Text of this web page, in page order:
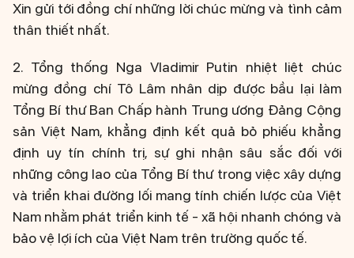
Xin gửi tới đồng chí những lời chúc mừng và tình cảm
thân thiết nhất.
2. Tổng thống Nga Vladimir Putin nhiệt liệt chúc
mừng đồng chí Tô Lâm nhân dịp được bầu lại làm
Tổng Bí thư Ban Chấp hành Trung ương Đảng Cộng
sản Việt Nam, khẳng định kết quả bỏ phiếu khẳng
định uy tín chính trị, sự ghi nhận sâu sắc đối với
những công lao của Tổng Bí thư trong việc xây dựng
và triển khai đường lối mang tính chiến lược của Việt
Nam nhằm phát triển kinh tế - xã hội nhanh chóng và
bảo vệ lợi ích của Việt Nam trên trường quốc tế.